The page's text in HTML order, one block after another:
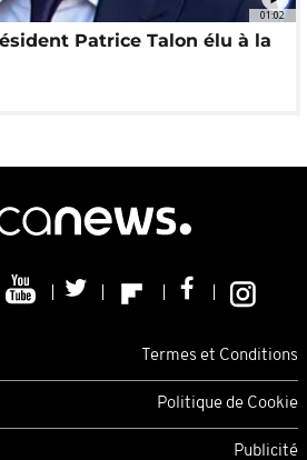
01:02
Patrice Talon élu à la
Termes et Conditions
Politique de Cookie
Publicité